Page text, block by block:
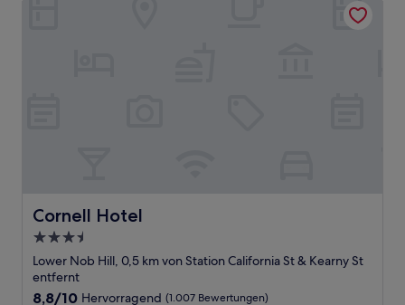
Cornell Hotel
Cornell Hotel
3.5-
Sterne-
Unterkunft
Lower Nob Hill, 0,5 km von Station California St & Kearny St
entfernt
8.8
8,8/10 Hervorragend (1.007 Bewertungen)